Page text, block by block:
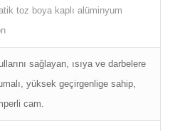
toz boya kaplı alüminyum
sağlayan, ısıya ve darbelere
yüksek geçirgenlige sahip,
cam.